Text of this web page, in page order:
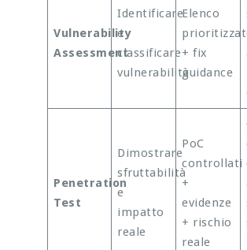
Vulnerability
Assessment
Identificare
e
classificare
vulnerabilità
Elenco
+ fix
guidance
Penetration
Test
Dimostrare
sfruttabilità
e
impatto
reale
PoC
controllati
+
evidenze
+ rischio
reale